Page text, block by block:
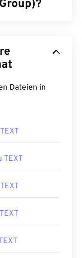
Die hohe
für seine
für
auf
konvertieren,
Datei?
öffnen. Ein
Dateien in
TEXT